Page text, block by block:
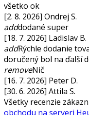
všetko ok
[2. 8. 2026] Ondrej S.
adddodané super
[18. 7. 2026] Ladislav B.
addRýchle dodanie
doručený bol na ďalší
removeNič
[16. 7. 2026] Peter D.
[30. 6. 2026] Attila S.
Všetky recenzie
obchodu na serveri